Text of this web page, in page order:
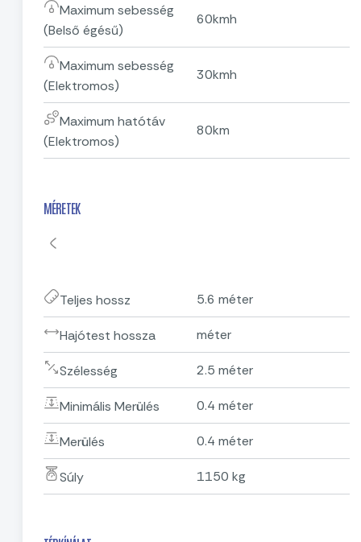
Maximum sebesség
(Belső égésű)
60kmh
Maximum sebesség
(Elektromos)
30kmh
Maximum hatótáv
(Elektromos)
80km
MÉRETEK
Teljes hossz 5.6 méter
Hajótest hossza méter
Szélesség 2.5 méter
Minimális Merülés 0.4 méter
Merülés 0.4 méter
Súly 1150 kg